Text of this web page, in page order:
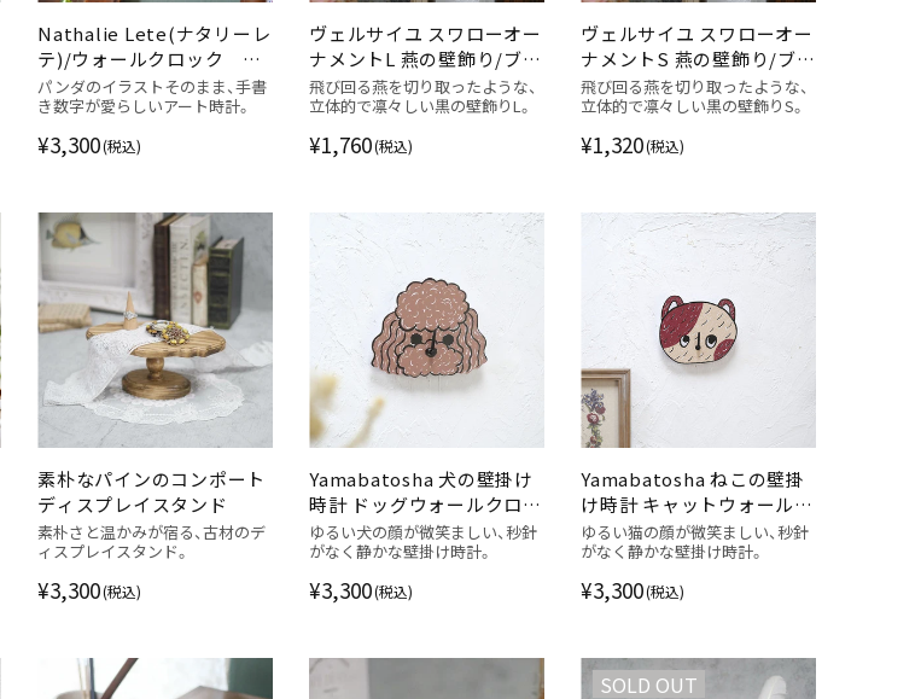
Nathalie Lete(ナタリーレ
テ)/ウォールクロック パ
ンダ
パンダのイラストそのまま、手書
き数字が愛らしいアート時計。
¥3,300(税込)
ヴェルサイユ スワローオー
ナメントL 燕の壁飾り/ブラ
ック
飛び回る燕を切り取ったような、
立体的で凛々しい黒の壁飾りL。
¥1,760(税込)
ヴェルサイユ スワローオー
ナメントS 燕の壁飾り/ブラ
ック
飛び回る燕を切り取ったような、
立体的で凛々しい黒の壁飾りS。
¥1,320(税込)
素朴なパインのコンポート
ディスプレイスタンド
素朴さと温かみが宿る、古材のデ
ィスプレイスタンド。
¥3,300(税込)
Yamabatosha 犬の壁掛け
時計 ドッグウォールクロッ
ク
ゆるい犬の顔が微笑ましい、秒針
がなく静かな壁掛け時計。
¥3,300(税込)
Yamabatosha ねこの壁掛
け時計 キャットウォールク
ロック
ゆるい猫の顔が微笑ましい、秒針
がなく静かな壁掛け時計。
¥3,300(税込)
SOLD OUT